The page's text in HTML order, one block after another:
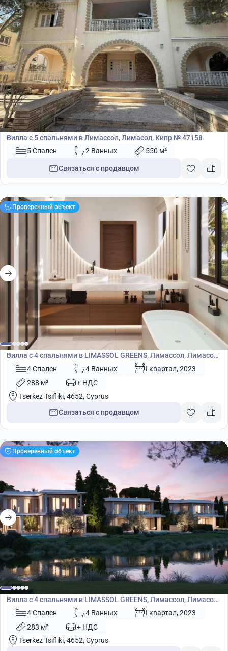
€1 190 000
Вилла
Вилла с 5 спальнями в Лимассол, Лимасол, Кипр № 47158
5 Спален
2 Ванных 550 м²
Связаться с продавцом
Проверенный объект
2 020 000
Вилла
Вилла с 4 спальнями в LIMASSOL GREENS, Лимассол, Лимасол,
Кипр № 5301
4 Спален 4 Ванных
I квартал, 2023
288 м²
+ НДС
Tserkez Tsifliki, 4652, Cyprus
Связаться с продавцом
Проверенный объект
€1 830 000
Вилла
Вилла с 4 спальнями в LIMASSOL GREENS, Лимассол, Лимасол,
Кипр № 5297
4 Спален 4 Ванных
I квартал, 2023
283 м²
+ НДС
Tserkez Tsifliki, 4652, Cyprus